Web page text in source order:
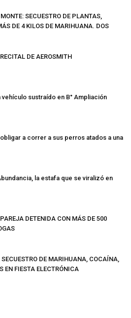
SECUESTRO DE PLANTAS,
DE 4 KILOS DE MARIHUANA. DOS
DE AEROSMITH
vehículo sustraído en B° Ampliación
a correr a sus perros atados a una
la estafa que se viralizó en
DETENIDA CON MÁS DE 500
DE MARIHUANA, COCAÍNA,
EN FIESTA ELECTRÓNICA